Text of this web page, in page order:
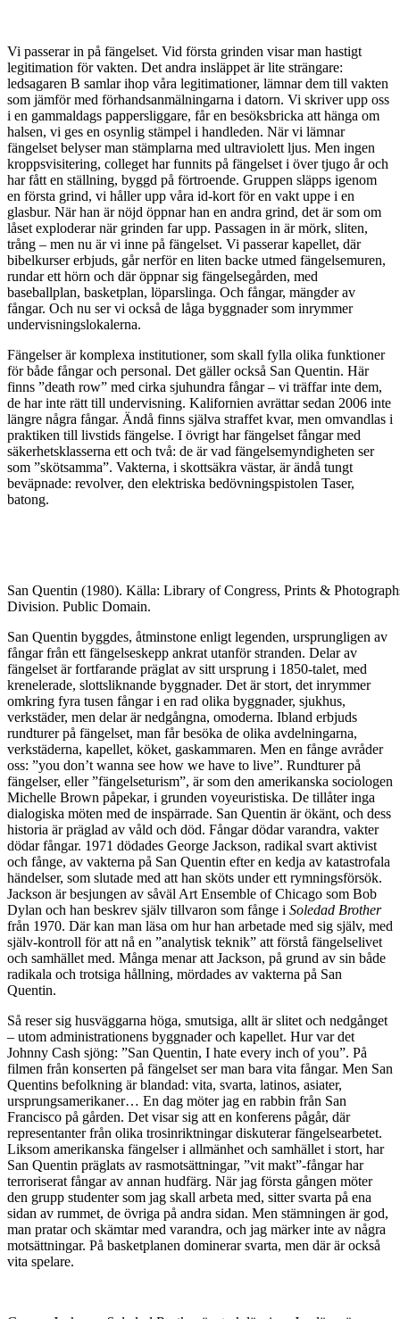
Vi passerar in på fängelset. Vid första grinden visar man hastigt
legitimation för vakten. Det andra insläppet är lite strängare:
ledsagaren B samlar ihop våra legitimationer, lämnar dem till vakten
som jämför med förhandsanmälningarna i datorn. Vi skriver upp oss
i en gammaldags pappersliggare, får en besöksbricka att hänga om
halsen, vi ges en osynlig stämpel i handleden. När vi lämnar
fängelset belyser man stämplarna med ultraviolett ljus. Men ingen
kroppsvisitering, colleget har funnits på fängelset i över tjugo år och
har fått en ställning, byggd på förtroende. Gruppen släpps igenom
en första grind, vi håller upp våra id-kort för en vakt uppe i en
glasbur. När han är nöjd öppnar han en andra grind, det är som om
låset exploderar när grinden far upp. Passagen in är mörk, sliten,
trång – men nu är vi inne på fängelset. Vi passerar kapellet, där
bibelkurser erbjuds, går nerför en liten backe utmed fängelsemuren,
rundar ett hörn och där öppnar sig fängelsegården, med
baseballplan, basketplan, löparslinga. Och fångar, mängder av
fångar. Och nu ser vi också de låga byggnader som inrymmer
undervisningslokalerna.
Fängelser är komplexa institutioner, som skall fylla olika funktioner
för både fångar och personal. Det gäller också San Quentin. Här
finns ”death row” med cirka sjuhundra fångar – vi träffar inte dem,
de har inte rätt till undervisning. Kalifornien avrättar sedan 2006 inte
längre några fångar. Ändå finns själva straffet kvar, men omvandlas i
praktiken till livstids fängelse. I övrigt har fängelset fångar med
säkerhetsklasserna ett och två: de är vad fängelsemyndigheten ser
som ”skötsamma”. Vakterna, i skottsäkra västar, är ändå tungt
beväpnade: revolver, den elektriska bedövningspistolen Taser,
batong.
San Quentin (1980). Källa: Library of Congress, Prints &
Division. Public Domain.
San Quentin byggdes, åtminstone enligt legenden, ursprungligen av
fångar från ett fängelseskepp ankrat utanför stranden. Delar av
fängelset är fortfarande präglat av sitt ursprung i 1850-talet, med
krenelerade, slottsliknande byggnader. Det är stort, det inrymmer
omkring fyra tusen fångar i en rad olika byggnader, sjukhus,
verkstäder, men delar är nedgångna, omoderna. Ibland erbjuds
rundturer på fängelset, man får besöka de olika avdelningarna,
verkstäderna, kapellet, köket, gaskammaren. Men en fånge avråder
oss: ”you don’t wanna see how we have to live”. Rundturer på
fängelser, eller ”fängelseturism”, är som den amerikanska sociologen
Michelle Brown påpekar, i grunden voyeuristiska. De tillåter inga
dialogiska möten med de inspärrade. San Quentin är ökänt, och dess
historia är präglad av våld och död. Fångar dödar varandra, vakter
dödar fångar. 1971 dödades George Jackson, radikal svart aktivist
och fånge, av vakterna på San Quentin efter en kedja av katastrofala
händelser, som slutade med att han sköts under ett rymningsförsök.
Jackson är besjungen av såväl Art Ensemble of Chicago som Bob
Dylan och han beskrev själv tillvaron som fånge i Soledad Brother
från 1970. Där kan man läsa om hur han arbetade med sig själv, med
själv-kontroll för att nå en ”analytisk teknik” att förstå fängelselivet
och samhället med. Många menar att Jackson, på grund av sin både
radikala och trotsiga hållning, mördades av vakterna på San
Quentin.
Så reser sig husväggarna höga, smutsiga, allt är slitet och nedgånget
– utom administrationens byggnader och kapellet. Hur var det
Johnny Cash sjöng: ”San Quentin, I hate every inch of you”. På
filmen från konserten på fängelset ser man bara vita fångar. Men San
Quentins befolkning är blandad: vita, svarta, latinos, asiater,
ursprungsamerikaner… En dag möter jag en rabbin från San
Francisco på gården. Det visar sig att en konferens pågår, där
representanter från olika trosinriktningar diskuterar fängelsearbetet.
Liksom amerikanska fängelser i allmänhet och samhället i stort, har
San Quentin präglats av rasmotsättningar, ”vit makt”-fångar har
terroriserat fångar av annan hudfärg. När jag första gången möter
den grupp studenter som jag skall arbeta med, sitter svarta på ena
sidan av rummet, de övriga på andra sidan. Men stämningen är god,
man pratar och skämtar med varandra, och jag märker inte av några
motsättningar. På basketplanen dominerar svarta, men där är också
vita spelare.